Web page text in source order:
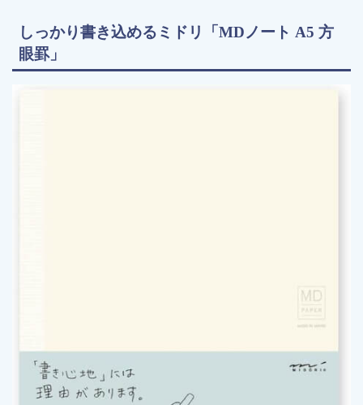
しっかり書き込めるミドリ「MDノート A5 方
眼罫」